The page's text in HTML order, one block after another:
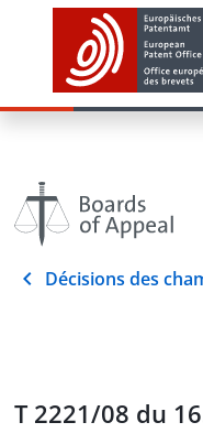
Décisions des
T 2221/08 du